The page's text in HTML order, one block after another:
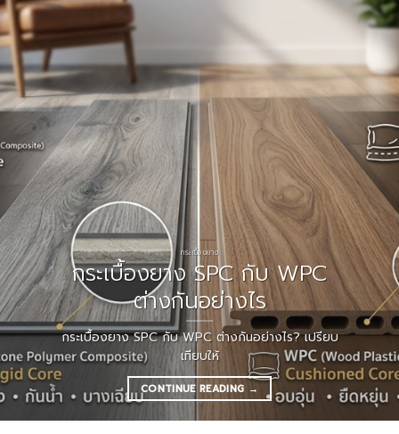
กระเบื้องยาง
กระเบื้องยาง SPC กับ WPC
ต่างกันอย่างไร
กระเบื้องยาง SPC กับ WPC ต่างกันอย่างไร? เปรียบ
เทียบให้
CONTINUE READING →